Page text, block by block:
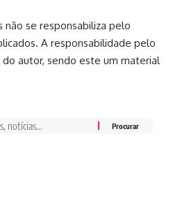
não se responsabiliza pelo
A responsabilidade pelo
autor, sendo este um material